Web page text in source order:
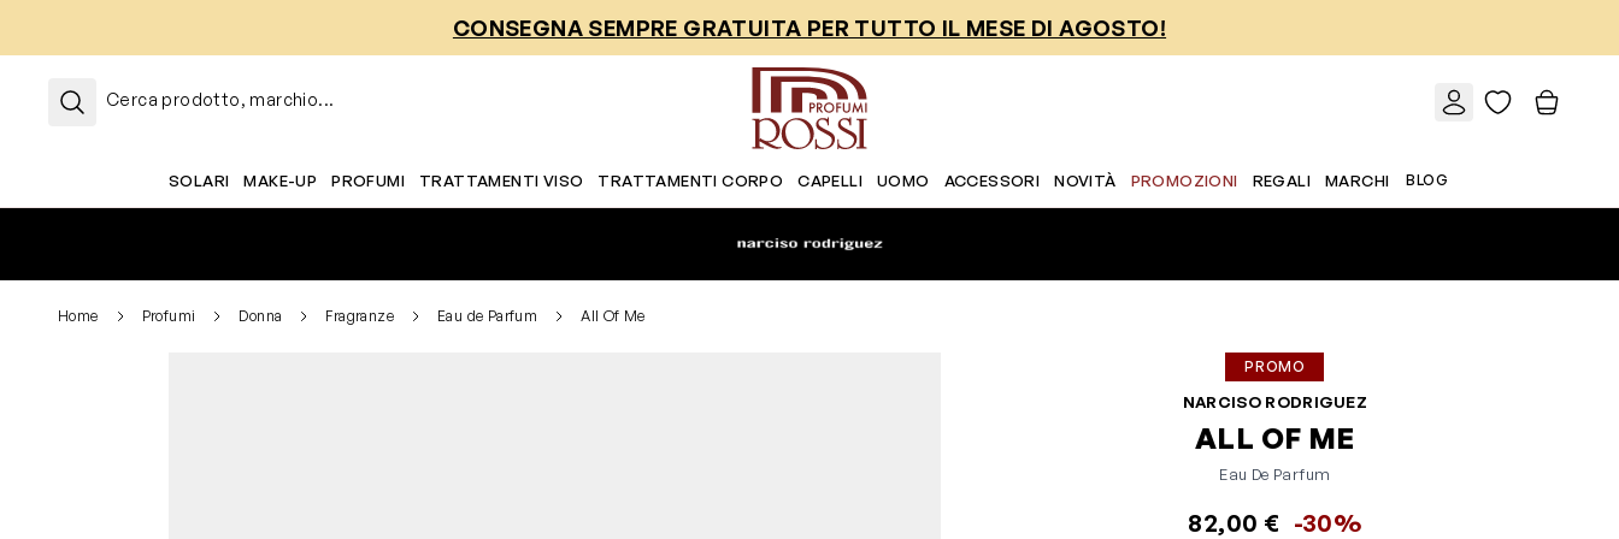
CONSEGNA SEMPRE GRATUITA PER TUTTO IL MESE DI AGOSTO!
Cerca prodotto, marchio...
SOLARI MAKE-UP PROFUMI TRATTAMENTI VISO TRATTAMENTI CORPO CAPELLI UOMO ACCESSORI NOVITÀ PROMOZIONI REGALI MARCHI BLOG
Home Profumi Donna Fragranze Eau de Parfum All Of Me
PROMO
NARCISO RODRIGUEZ
ALL OF ME
Eau De Parfum
82,00 € -30%